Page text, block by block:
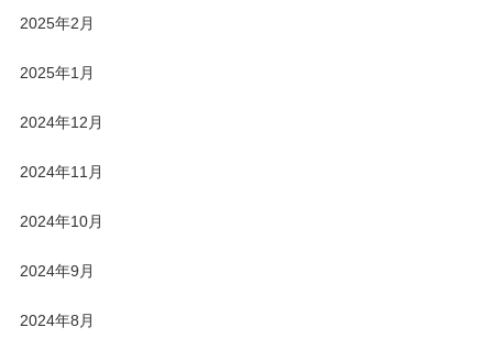
2025年2月
2025年1月
2024年12月
2024年11月
2024年10月
2024年9月
2024年8月